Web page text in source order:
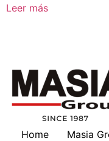
Leer más
Home Masia